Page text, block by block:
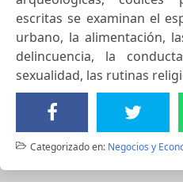
escritas se examinan el
urbano, la alimentación,
delincuencia, la
sexualidad, las rutinas
Categorizado en: Negocios y